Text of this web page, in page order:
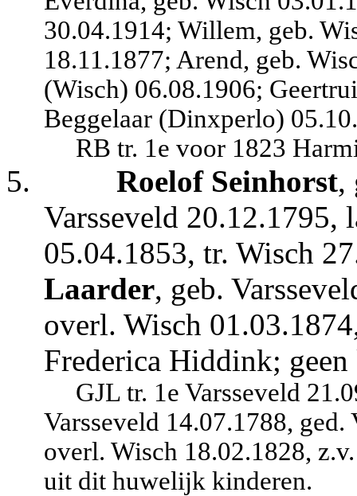
30.04.1914; Willem, geb.
18.11.1877; Arend, geb.
(Wisch) 06.08.1906;
Beggelaar (Dinxperlo)
RB tr. 1e voor 1823
5. Roelof Seinhorst,
Varsseveld 20.12.1795,
05.04.1853, tr. Wisch
Laarder, geb.
overl. Wisch
Frederica Hiddink;
GJL tr. 1e Varsseveld
Varsseveld 14.07.1788,
overl. Wisch 18.02.1828,
uit dit huwelijk kinderen.